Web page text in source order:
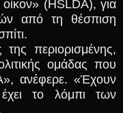
(HSLDA), για
από τη θέσπιση
περιορισμένης,
ομάδας που
ανέφερε. «Έχουν
το λόμπι των